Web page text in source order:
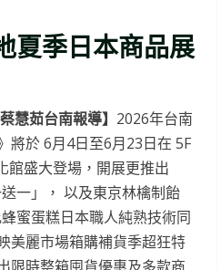
夏季日本商品展
慧茹台南報導】 2026年台南
將於 6月4日至6月23日在 5F
館盛大登場，開展更推出
一」， 以及東京林檎制飴
蜜蛋糕日本職人純熟技術同
美麗市場箱購補貨季超狂特